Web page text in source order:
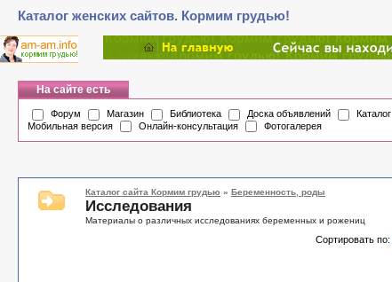
Каталог женских сайтов. Кормим грудью!
На сайте есть
Форум Магазин Библиотека Доска объявлений
Каталог
Мобильная версия
Онлайн-консультация Фотогалерея
Каталог сайта Кормим грудью » Беременность, роды
Исследования
Материалы о различных исследованиях беременных и рожениц
Сортировать по: